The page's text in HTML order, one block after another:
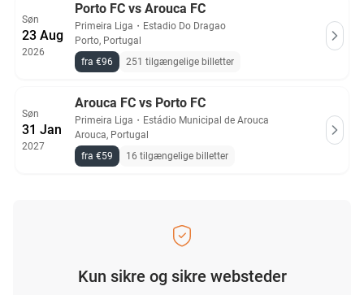
Søn
23 Aug
2026
Porto FC vs Arouca FC
Primeira Liga ・ Estadio Do Dragao
Porto, Portugal
fra €96
251 tilgængelige billetter
Søn
31 Jan
2027
Arouca FC vs Porto FC
Primeira Liga ・ Estádio Municipal de Arouca
Arouca, Portugal
fra €59
16 tilgængelige billetter
Kun sikre og sikre websteder